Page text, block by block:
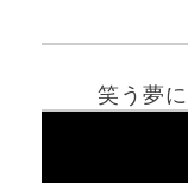
笑う夢